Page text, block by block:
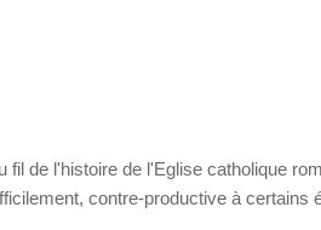
de l'histoire de l'Eglise catholique
contre-productive à certains